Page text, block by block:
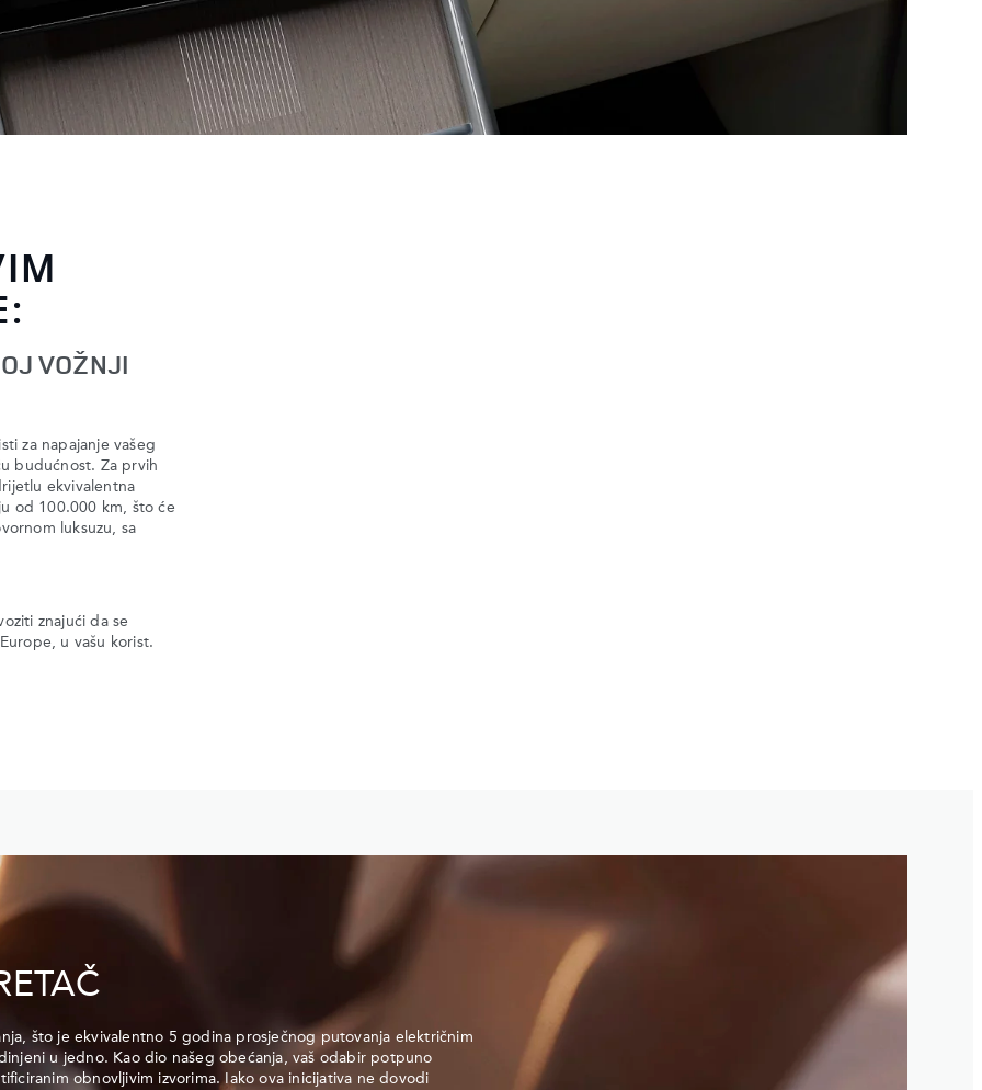
VOŽNJI
za napajanje vašeg
budućnost. Za prvih
ekvivalentna
od 100.000 km, što će
luksuzu, sa
znajući da se
u vašu korist.
što je ekvivalentno 5 godina prosječnog putovanja električnim
u jedno. Kao dio našeg obećanja, vaš odabir potpuno
obnovljivim izvorima. Iako ova inicijativa ne dovodi